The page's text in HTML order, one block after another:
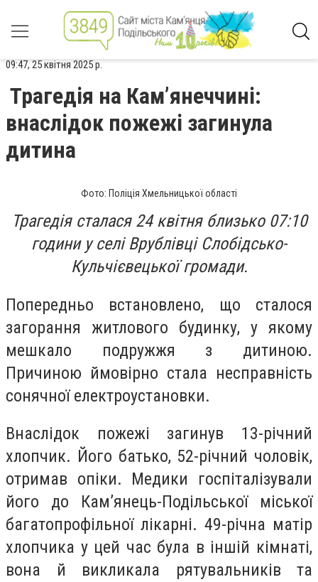
09:47, 25 квітня 2025 р.
Трагедія на Кам’янеччині:
внаслідок пожежі загинула
дитина
Фото: Поліція Хмельницької області
Трагедія сталася 24 квітня близько 07:10
години у селі Врублівці Слобідсько-
Кульчієвецької громади.
Попередньо встановлено, що сталося
загорання житлового будинку, у якому
мешкало подружжя з дитиною.
Причиною ймовірно стала несправність
сонячної електроустановки.
Внаслідок пожежі загинув 13-річний
хлопчик. Його батько, 52-річний чоловік,
отримав опіки. Медики госпіталізували
його до Кам’янець-Подільської міської
багатопрофільної лікарні. 49-річна матір
хлопчика у цей час була в іншій кімнаті,
вона й викликала рятувальників та